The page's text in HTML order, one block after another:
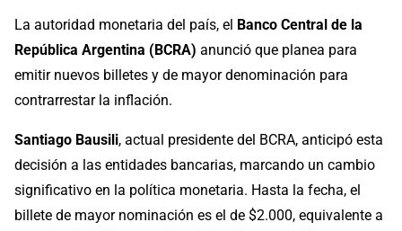
La autoridad monetaria del país, el Banco Central de la
República Argentina (BCRA) anunció que planea para
emitir nuevos billetes y de mayor denominación para
contrarrestar la inflación.
Santiago Bausili, actual presidente del BCRA, anticipó esta
decisión a las entidades bancarias, marcando un cambio
significativo en la política monetaria. Hasta la fecha, el
billete de mayor nominación es el de $2.000, equivalente a